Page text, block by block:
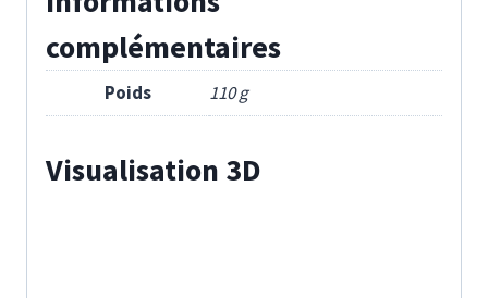
complémentaires
Poids 110 g
Visualisation 3D